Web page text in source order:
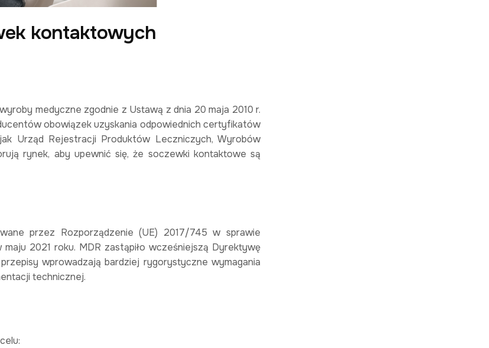
kontaktowych
medyczne zgodnie z Ustawą z dnia 20 maja 2010 r.
obowiązek uzyskania odpowiednich certyfikatów
Urząd Rejestracji Produktów Leczniczych, Wyrobów
rynek, aby upewnić się, że soczewki kontaktowe są
przez Rozporządzenie (UE) 2017/745 w sprawie
2021 roku. MDR zastąpiło wcześniejszą Dyrektywę
wprowadzają bardziej rygorystyczne wymagania
technicznej.